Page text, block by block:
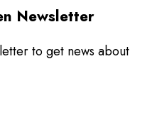
Newsletter
to get news about